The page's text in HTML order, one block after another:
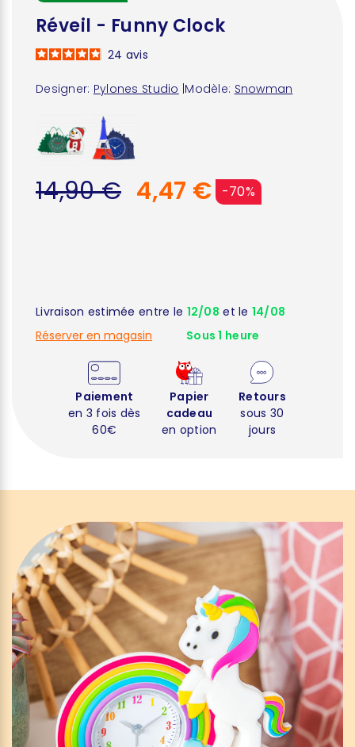
Réveil - Funny Clock
Designer: Pylones Studio Modèle: Snowman
24 avis
14,90 € -70%
4,47 €
Livraison estimée entre le 12/08 et le 14/08
Réserver en magasin
Sous 1 heure
Paiement
en 3 fois dès
60€
Papier
cadeau
en option
Retours
sous 30
jours